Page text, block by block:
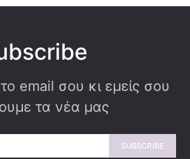
email σου κι εμείς σου
τα νέα μας
SUBSCRIBE